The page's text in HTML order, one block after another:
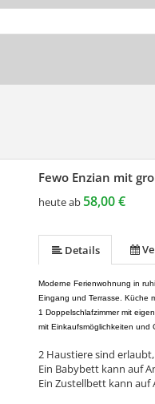
Fewo Enzian mit
heute ab 58,00 €
Details
Moderne Ferienwohnung in
Eingang und Terrasse. Küche
1 Doppelschlafzimmer mit
mit Einkaufsmöglichkeiten und
2 Haustiere sind
Ein Babybett kann auf
Ein Zustellbett kann auf